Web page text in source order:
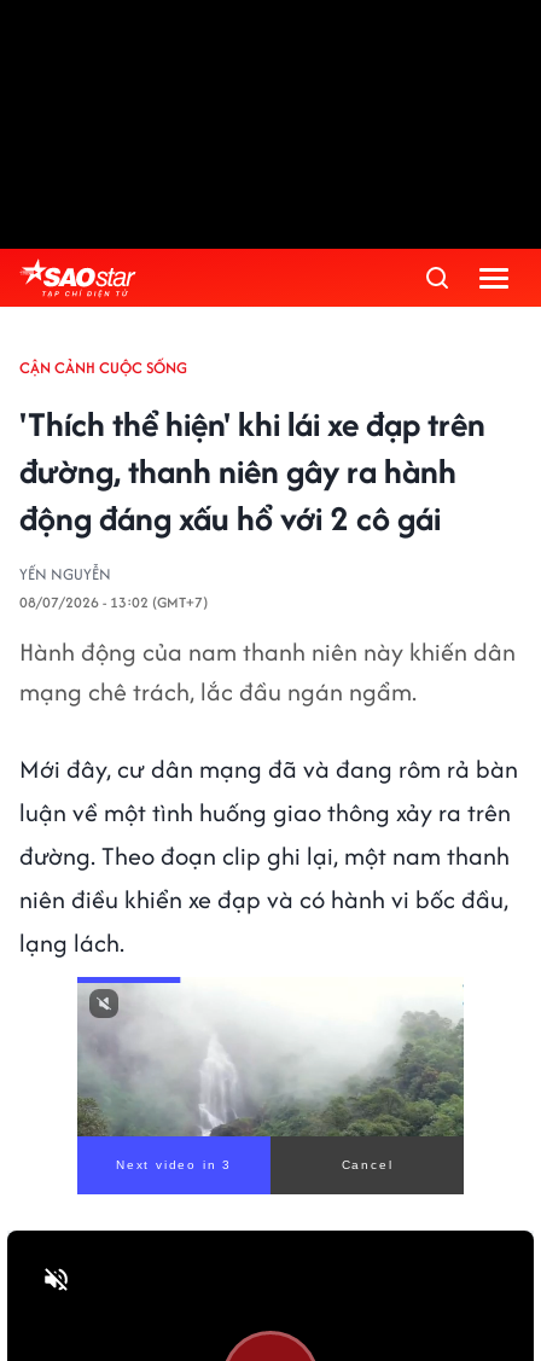
CẬN CẢNH CUỘC SỐNG
'Thích thể hiện' khi lái xe đạp trên
đường, thanh niên gây ra hành
động đáng xấu hổ với 2 cô gái
YẾN NGUYỄN
08/07/2026 - 13:02 (GMT+7)
Hành động của nam thanh niên này khiến dân
mạng chê trách, lắc đầu ngán ngẩm.
Mới đây, cư dân mạng đã và đang rôm rả bàn
luận về một tình huống giao thông xảy ra trên
đường. Theo đoạn clip ghi lại, một nam thanh
niên điều khiển xe đạp và có hành vi bốc đầu,
lạng lách.
Next video in 1 Cancel